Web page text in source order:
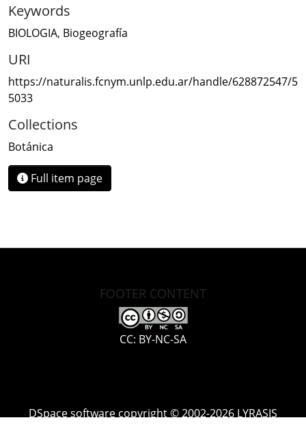
Keywords
BIOLOGIA, Biogeografía
URI
https://naturalis.fcnym.unlp.edu.ar/handle/628872547/5
5033
Collections
Botánica
Full item page
FOOTER CONTENT
CC: BY-NC-SA
DSpace software copyright © 2002-2026 LYRASIS